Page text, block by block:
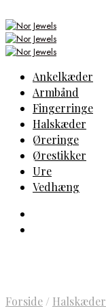
Ankelkæder
Armbånd
Fingerringe
Halskæder
Øreringe
Ørestikker
Ure
Vedhæng
Forside / Halskæder